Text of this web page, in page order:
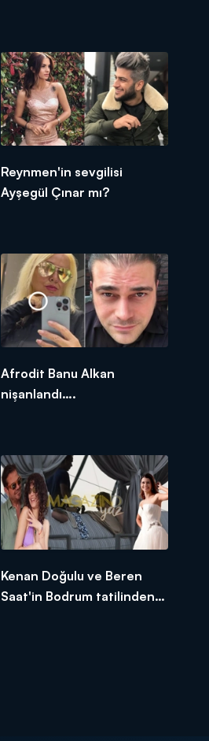
Reynmen'in sevgilisi
Ayşegül Çınar mı?
Afrodit Banu Alkan
nişanlandı….
Kenan Doğulu ve Beren
Saat'in Bodrum tatilinden